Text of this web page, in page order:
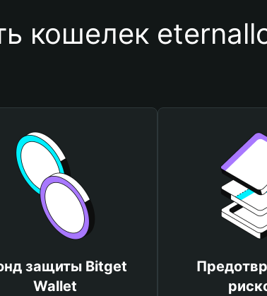
кошелек
защиты Bitget
Wallet